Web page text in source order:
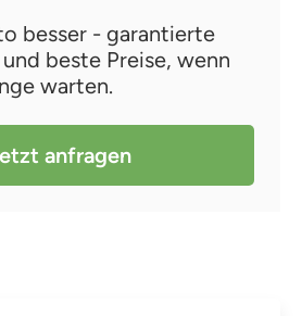
besser - garantierte
beste Preise, wenn
warten.
anfragen